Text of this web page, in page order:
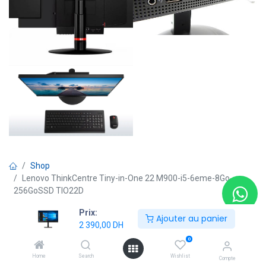
Prix:
2 390,00 DH
Ajouter au panier
Home Search
0
Wishlist Compte
Shop
Lenovo ThinkCentre Tiny-in-One 22 M900-i5-6eme-8Go-
256GoSSD TIO22D
Remis à neuf
Lenovo ThinkCentre Tiny-in-One